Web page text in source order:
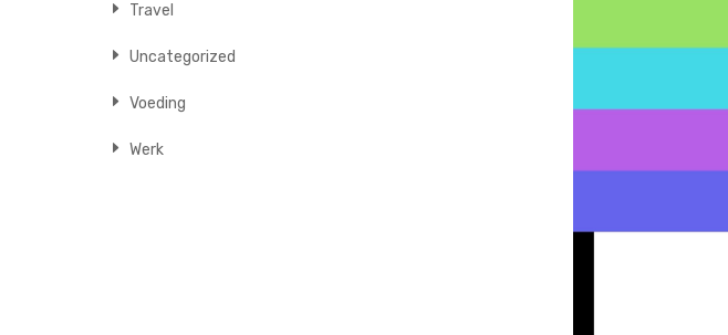
Travel
Uncategorized
Voeding
Werk